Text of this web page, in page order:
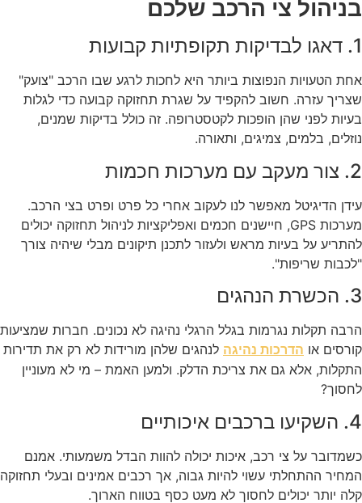
בניהול צי הרכב שלכם
1. דאגו לבדיקות תקופתיות קבועות
אחת הטעויות הנפוצות ביותר היא לחכות לרגע שבו הרכב "צועק"
שצריך עזרה. חשוב להקפיד על שגרת תחזוקה קבועה כדי לגלות
בעיות לפני שהן הופכות לקטסטרופה. זה כולל בדיקות שמנים,
נוזלים, בלמים, צמיגים, ותאורה.
2. צור מעקב עם מערכות חכמות
עידן הדיגיטל מאפשר לנו לעקוב אחרי כל פרט ופרט בצי הרכב.
מערכות GPS, חיישנים חכמים ואפליקציות לניהול תחזוקה יכולים
להתריע על בעיות מראש ולעזור לתכנן תיקונים מבלי שיהיה צורך
"לכבות שריפות".
3. הכשרת הנהגים
הרבה תקלות נגרמות בגלל הרגלי נהיגה לא נכונים. חברות שמציעות
קורסים או הדרכות נהיגה לנהגים שלהן מורידות לא רק את תדירות
התקלות, אלא גם את צריכת הדלק. ולמען האמת – מי לא מעוניין
לחסוך?
4. השקיעו ברכבים איכותיים
כשמדובר על צי רכב, איכות יכולה להוות הבדל משמעותי. אמנם
המחיר ההתחלתי עשוי להיות גבוה, אך רכבים אמינים ובעלי תחזוקה
קלה יותר יכולים לחסוך לא מעט כסף בטווח הארוך.